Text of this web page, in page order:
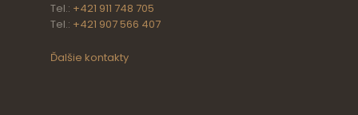
Tel.: +421 911 748 705
Tel.: +421 907 566 407
Ďalšie kontakty